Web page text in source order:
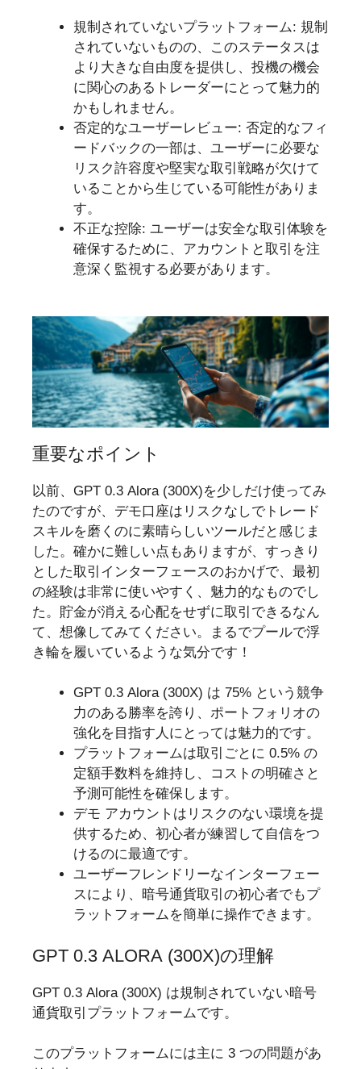
規制されていないプラットフォーム: 規制
されていないものの、このステータスは
より大きな自由度を提供し、投機の機会
に関心のあるトレーダーにとって魅力的
かもしれません。
否定的なユーザーレビュー: 否定的なフィ
ードバックの一部は、ユーザーに必要な
リスク許容度や堅実な取引戦略が欠けて
いることから生じている可能性がありま
す。
不正な控除: ユーザーは安全な取引体験を
確保するために、アカウントと取引を注
意深く監視する必要があります。
重要なポイント
以前、GPT 0.3 Alora (300X)を少しだけ使ってみ
たのですが、デモ口座はリスクなしでトレード
スキルを磨くのに素晴らしいツールだと感じま
した。確かに難しい点もありますが、すっきり
とした取引インターフェースのおかげで、最初
の経験は非常に使いやすく、魅力的なものでし
た。貯金が消える心配をせずに取引できるなん
て、想像してみてください。まるでプールで浮
き輪を履いているような気分です！
GPT 0.3 Alora (300X) は 75% という競争
力のある勝率を誇り、ポートフォリオの
強化を目指す人にとっては魅力的です。
プラットフォームは取引ごとに 0.5% の
定額手数料を維持し、コストの明確さと
予測可能性を確保します。
デモ アカウントはリスクのない環境を提
供するため、初心者が練習して自信をつ
けるのに最適です。
ユーザーフレンドリーなインターフェー
スにより、暗号通貨取引の初心者でもプ
ラットフォームを簡単に操作できます。
GPT 0.3 ALORA (300X)の理解
GPT 0.3 Alora (300X) は規制されていない暗号
通貨取引プラットフォームです。
このプラットフォームには主に 3 つの問題があ